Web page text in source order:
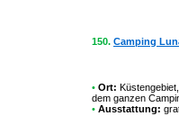
150. Camping
• Ort:
dem ganzen
• Ausstattung: